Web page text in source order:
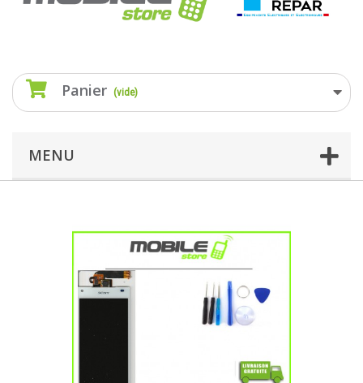
Panier (vide)
MENU